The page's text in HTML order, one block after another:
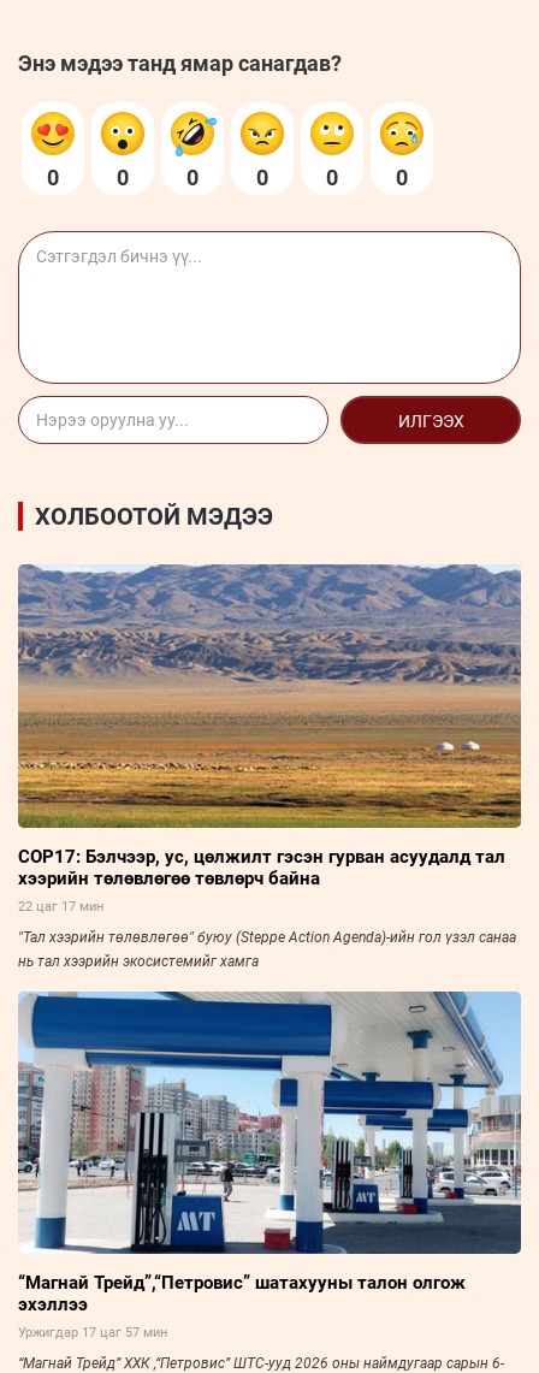
Энэ мэдээ танд ямар санагдав?
0 0 0 0 0 0
ИЛГЭЭХ
ХОЛБООТОЙ МЭДЭЭ
COP17: Бэлчээр, ус, цөлжилт гэсэн гурван асуудалд тал
хээрийн төлөвлөгөө төвлөрч байна
22 цаг 17 мин
"Тал хээрийн төлөвлөгөө" буюу (Steppe Action Agenda)-ийн гол үзэл санаа
нь тал хээрийн экосистемийг хамга
“Магнай Трейд”,“Петровис” шатахууны талон олгож
эхэллээ
Уржигдар 17 цаг 57 мин
“Магнай Трейд” ХХК ,“Петровис” ШТС-ууд 2026 оны наймдугаар сарын 6-